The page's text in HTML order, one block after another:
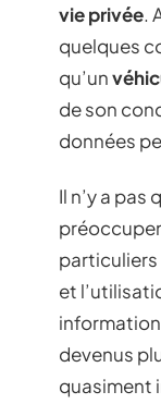
vie privée.
quelques
qu’un
de son
données
Il n’y a pas
et
devenus
quasiment